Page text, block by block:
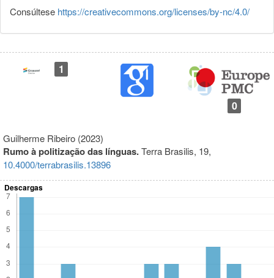
Consúltese https://creativecommons.org/licenses/by-nc/4.0/
1
0
Guilherme Ribeiro (2023)
Rumo à politização das línguas.Terra Brasilis, 19,
10.4000/terrabrasilis.13896
Descargas